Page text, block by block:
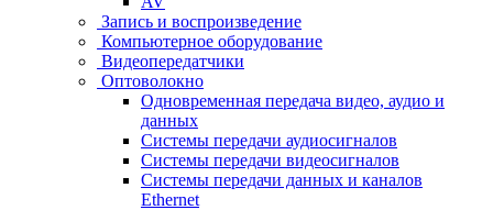
Запись и воспроизведение
Компьютерное оборудование
Видеопередатчики
Оптоволокно
Одновременная передача видео, аудио и
данных
Системы передачи аудиосигналов
Системы передачи видеосигналов
Системы передачи данных и каналов
Ethernet